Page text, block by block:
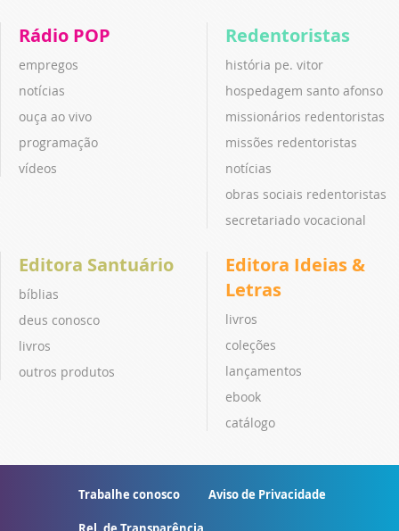
Rádio POP
empregos
notícias
ouça ao vivo
programação
vídeos
Redentoristas
história pe. vitor
hospedagem santo afonso
missionários redentoristas
missões redentoristas
notícias
obras sociais redentoristas
secretariado vocacional
Editora Santuário
bíblias
deus conosco
livros
outros produtos
Editora Ideias &
Letras
livros
coleções
lançamentos
ebook
catálogo
Trabalhe conosco Aviso de Privacidade